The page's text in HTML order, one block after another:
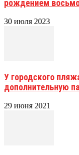
рождением
30 июля 2023
У городского
дополнительную
29 июня 2021